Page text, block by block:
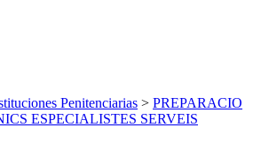
Penitenciarias > PREPARACIO
ESPECIALISTES SERVEIS